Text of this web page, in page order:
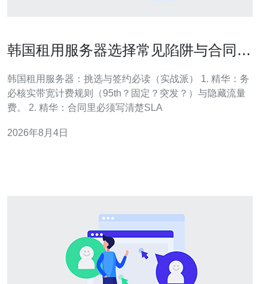
韩国租用服务器选择常见陷阱与合同签
韩国租用服务器：挑选与签约必读（实战派） 1. 精华：务
必核实带宽计费规则（95th？固定？突发？）与隐藏流量
费。 2. 精华：合同里必须写清楚SLA
2026年8月4日